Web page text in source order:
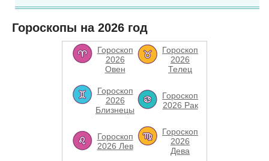
Гороскопы на 2026 год
Гороскоп
2026
Овен
Гороскоп
2026
Телец
Гороскоп
2026
Близнецы
Гороскоп
2026 Рак
Гороскоп
2026 Лев
Гороскоп
2026
Дева